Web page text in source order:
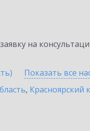
на
Показать все
, Красноярский